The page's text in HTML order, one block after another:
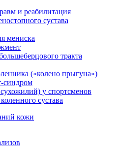
и реабилитация
сустава
мениска
тракта
(«колено прыгуна»)
синдром
у спортсменов
сустава
кожи